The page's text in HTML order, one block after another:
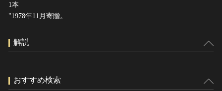
1本
"1978年11月寄贈。
解説
おすすめ検索